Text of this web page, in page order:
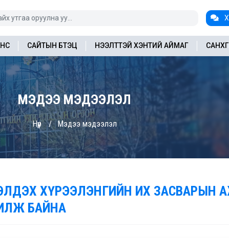
САЙТЫН БҮТЭЦ НЭЭЛТТЭЙ ХЭНТИЙ АЙМАГ
МЭДЭЭ МЭДЭЭЛЭЛ
Нүүр Мэдээ мэдээлэл
ХҮРЭЭЛЭНГИЙН ИХ ЗАСВАРЫН
БАЙНА